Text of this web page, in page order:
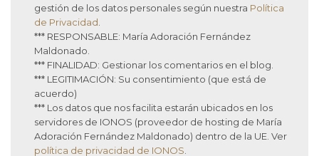
gestión de los datos personales según nuestra Política
de Privacidad
*** RESPONSABLE: María Adoración Fernández
Maldonado.
*** FINALIDAD: Gestionar los comentarios en el blog.
*** LEGITIMACIÓN: Su consentimiento (que está de
acuerdo)
*** Los datos que nos facilita estarán ubicados en los
servidores de IONOS (proveedor de hosting de María
Adoración Fernández Maldonado) dentro de la UE. Ver
política de privacidad de IONOS